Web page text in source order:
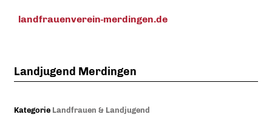
landfrauenverein-merdingen.de
Landjugend Merdingen
Kategorie Landfrauen & Landjugend